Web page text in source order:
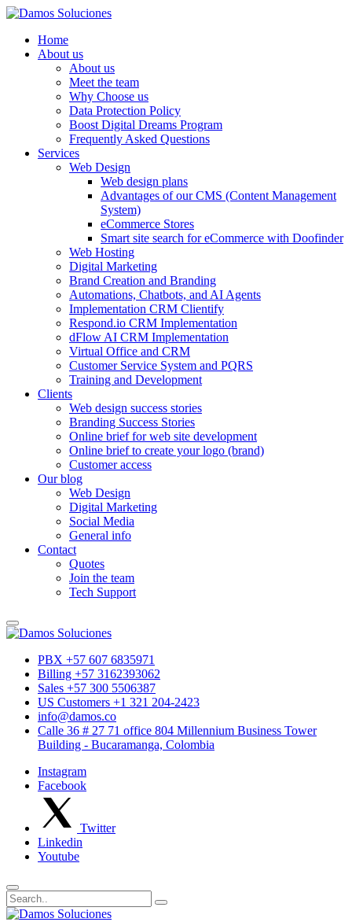
Home
About us
About us
Meet the team
Why Choose us
Data Protection Policy
Boost Digital Dreams Program
Frequently Asked Questions
Services
Web Design
Web design plans
Advantages of our CMS (Content Management
System)
eCommerce Stores
Smart site search for eCommerce with Doofinder
Web Hosting
Digital Marketing
Brand Creation and Branding
Automations, Chatbots, and AI Agents
Implementation CRM Clientify
Respond.io CRM Implementation
dFlow AI CRM Implementation
Virtual Office and CRM
Customer Service System and PQRS
Training and Development
Clients
Web design success stories
Branding Success Stories
Online brief for web site development
Online brief to create your logo (brand)
Customer access
Our blog
Web Design
Digital Marketing
Social Media
General info
Contact
Quotes
Join the team
Tech Support
PBX +57 607 6835971
Billing +57 3162393062
Sales +57 300 5506387
US Customers +1 321 204-2423
info@damos.co
Calle 36 # 27 71 office 804 Millennium Business Tower
Building - Bucaramanga, Colombia
Instagram
Facebook
Twitter
Linkedin
Youtube